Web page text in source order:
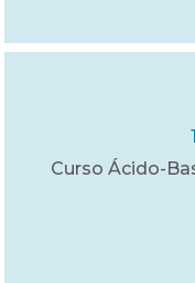
Curso Ácido-